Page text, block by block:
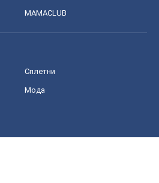
MAMACLUB
Сплетни
Мода